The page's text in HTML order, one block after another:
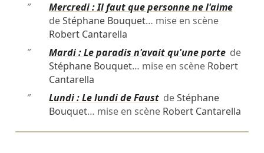
″
Mercredi : Il faut que personne ne l'aime
deStéphane Bouquet… mise en scène
Robert Cantarella
″
Mardi : Le paradis n'avait qu'une portede
Stéphane Bouquet… mise en scène Robert
Cantarella
″
Lundi : Le lundi de FaustdeStéphane
Bouquet… mise en scène Robert Cantarella